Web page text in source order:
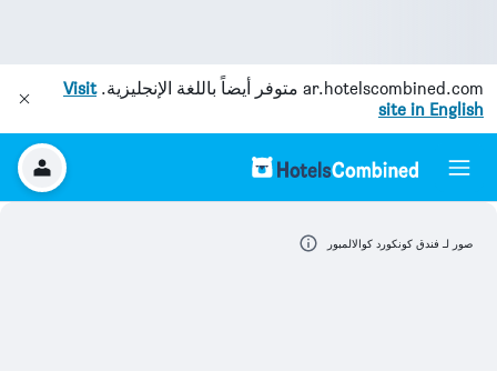
ar.hotelscombined.com متوفر أيضاً باللغة الإنجليزية.Visit
site in English
صور لـ فندق كونكورد كوالالمبور